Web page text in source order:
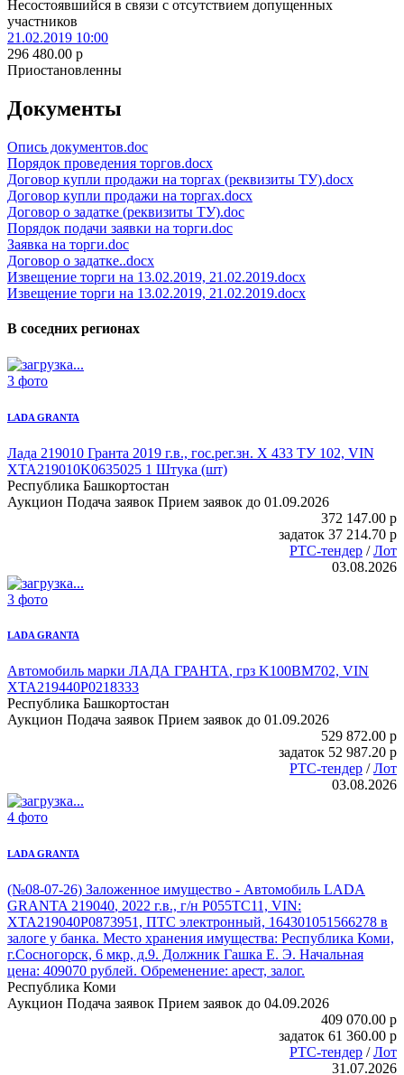
Несостоявшийся в связи с отсутствием допущенных
участников
21.02.2019 10:00
296 480.00 p
Приостановленны
Документы
Опись документов.doc
Порядок проведения торгов.docx
Договор купли продажи на торгах (реквизиты ТУ).docx
Договор купли продажи на торгах.docx
Договор о задатке (реквизиты ТУ).doc
Порядок подачи заявки на торги.doc
Заявка на торги.doc
Договор о задатке..docx
Извещение торги на 13.02.2019, 21.02.2019.docx
Извещение торги на 13.02.2019, 21.02.2019.docx
В соседних регионах
3 фото
LADA GRANTA
Лада 219010 Гранта 2019 г.в., гос.рег.зн. Х 433 ТУ 102, VIN
XTA219010K0635025 1 Штука (шт)
Республика Башкортостан
Аукцион Подача заявок Прием заявок до 01.09.2026
372 147.00 p
задаток 37 214.70 p
РТС-тендер /Лот
03.08.2026
3 фото
LADA GRANTA
Автомобиль марки ЛАДА ГРАНТА, грз K100ВМ702, VIN
XTA219440P0218333
Республика Башкортостан
Аукцион Подача заявок Прием заявок до 01.09.2026
529 872.00 p
задаток 52 987.20 p
РТС-тендер /Лот
03.08.2026
4 фото
LADA GRANTA
(№08-07-26) Заложенное имущество - Автомобиль LADA
GRANTA 219040, 2022 г.в., г/н Р055ТС11, VIN:
XTA219040P0873951, ПТС электронный, 164301051566278 в
залоге у банка. Место хранения имущества: Республика Коми,
г.Сосногорск, 6 мкр, д.9. Должник Гашка Е. Э. Начальная
цена: 409070 рублей. Обременение: арест, залог.
Республика Коми
Аукцион Подача заявок Прием заявок до 04.09.2026
409 070.00 p
задаток 61 360.00 p
РТС-тендер /Лот
31.07.2026